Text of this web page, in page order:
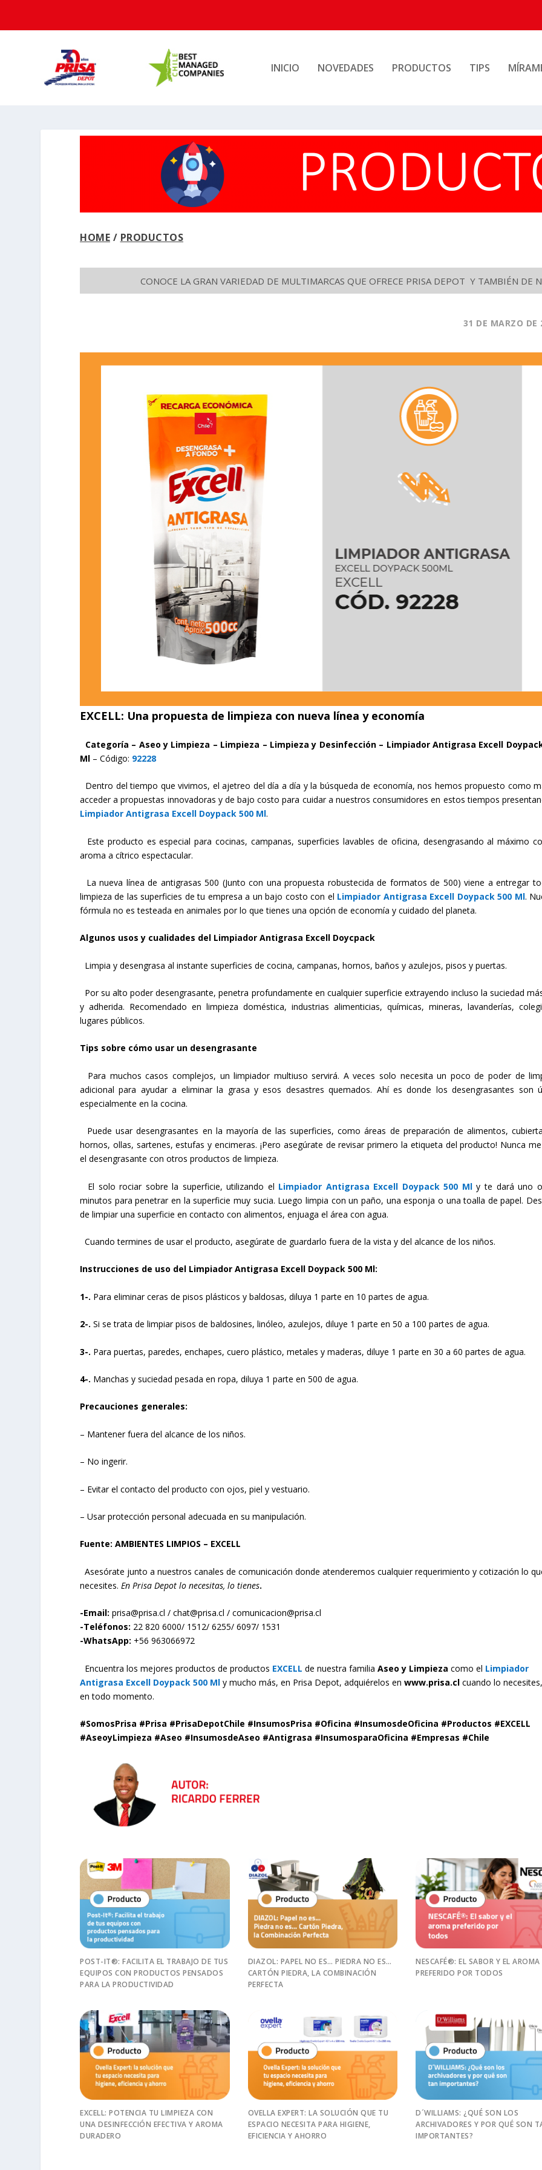
INICIO NOVEDADES PRODUCTOS TIPS
HOME / PRODUCTOS
CONOCE LA GRAN VARIEDAD DE MULTIMARCAS QUE OFRECE PRISA DEPOT Y TAMBIÉN DE
31 DE MARZO DE
EXCELL: Una propuesta de limpieza con nueva línea y economía
Categoría – Aseo y Limpieza – Limpieza – Limpieza y Desinfección – Limpiador Antigrasa Excell
Ml – Código: 92228
Dentro del tiempo que vivimos, el ajetreo del día a día y la búsqueda de economía, nos hemos propuesto como
acceder a propuestas innovadoras y de bajo costo para cuidar a nuestros consumidores en estos tiempos
Limpiador Antigrasa Excell Doypack 500 Ml.
Este producto es especial para cocinas, campanas, superficies lavables de oficina, desengrasando al máximo
aroma a cítrico espectacular.
La nueva línea de antigrasas 500 (Junto con una propuesta robustecida de formatos de 500) viene a entregar
limpieza de las superficies de tu empresa a un bajo costo con el Limpiador Antigrasa Excell Doypack 500 Ml.
fórmula no es testeada en animales por lo que tienes una opción de economía y cuidado del planeta.
Algunos usos y cualidades del Limpiador Antigrasa Excell Doycpack
Limpia y desengrasa al instante superficies de cocina, campanas, hornos, baños y azulejos, pisos y puertas.
Por su alto poder desengrasante, penetra profundamente en cualquier superficie extrayendo incluso la suciedad
y adherida. Recomendado en limpieza doméstica, industrias alimenticias, químicas, mineras, lavanderías,
lugares públicos.
Tips sobre cómo usar un desengrasante
Para muchos casos complejos, un limpiador multiuso servirá. A veces solo necesita un poco de poder de
adicional para ayudar a eliminar la grasa y esos desastres quemados. Ahí es donde los desengrasantes son
especialmente en la cocina.
Puede usar desengrasantes en la mayoría de las superficies, como áreas de preparación de alimentos,
hornos, ollas, sartenes, estufas y encimeras. ¡Pero asegúrate de revisar primero la etiqueta del producto! Nunca
el desengrasante con otros productos de limpieza.
El solo rociar sobre la superficie, utilizando el Limpiador Antigrasa Excell Doypack 500 Mly te dará uno
minutos para penetrar en la superficie muy sucia. Luego limpia con un paño, una esponja o una toalla de papel.
de limpiar una superficie en contacto con alimentos, enjuaga el área con agua.
Cuando termines de usar el producto, asegúrate de guardarlo fuera de la vista y del alcance de los niños.
Instrucciones de uso del Limpiador Antigrasa Excell Doypack 500 Ml:
1-. Para eliminar ceras de pisos plásticos y baldosas, diluya 1 parte en 10 partes de agua.
2-. Si se trata de limpiar pisos de baldosines, linóleo, azulejos, diluye 1 parte en 50 a 100 partes de agua.
3-. Para puertas, paredes, enchapes, cuero plástico, metales y maderas, diluye 1 parte en 30 a 60 partes de agua.
4-. Manchas y suciedad pesada en ropa, diluya 1 parte en 500 de agua.
Precauciones generales:
– Mantener fuera del alcance de los niños.
– No ingerir.
– Evitar el contacto del producto con ojos, piel y vestuario.
– Usar protección personal adecuada en su manipulación.
Fuente: AMBIENTES LIMPIOS – EXCELL
Asesórate junto a nuestros canales de comunicación donde atenderemos cualquier requerimiento y cotización lo
necesites. En Prisa Depot lo necesitas, lo tienes.
-Email: prisa@prisa.cl / chat@prisa.cl / comunicacion@prisa.cl
-Teléfonos: 22 820 6000/ 1512/ 6255/ 6097/ 1531
-WhatsApp: +56 963066972
Encuentra los mejores productos de productos EXCELL de nuestra familia Aseo y Limpieza como el Limpiador
Antigrasa Excell Doypack 500 Ml y mucho más, en Prisa Depot, adquiérelos en www.prisa.cl cuando lo
en todo momento.
#SomosPrisa #Prisa #PrisaDepotChile #InsumosPrisa #Oficina #InsumosdeOficina #Productos #EXCELL
#AseoyLimpieza #Aseo #InsumosdeAseo #Antigrasa #InsumosparaOficina #Empresas #Chile
POST-IT®: FACILITA EL TRABAJO DE TUS
EQUIPOS CON PRODUCTOS PENSADOS
PARA LA PRODUCTIVIDAD
DIAZOL: PAPEL NO ES… PIEDRA NO ES…
CARTÓN PIEDRA, LA COMBINACIÓN
PERFECTA
NESCAFÉ®: EL SABOR Y EL AROMA
PREFERIDO POR TODOS
EXCELL: POTENCIA TU LIMPIEZA CON
UNA DESINFECCIÓN EFECTIVA Y AROMA
DURADERO
OVELLA EXPERT: LA SOLUCIÓN QUE TU
ESPACIO NECESITA PARA HIGIENE,
EFICIENCIA Y AHORRO
D´WILLIAMS: ¿QUÉ SON LOS
ARCHIVADORES Y POR QUÉ SON
IMPORTANTES?